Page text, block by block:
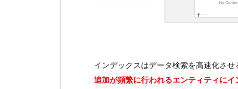
インデックスはデータ検索を高速化さ
追加が頻繁に行われるエンティティに